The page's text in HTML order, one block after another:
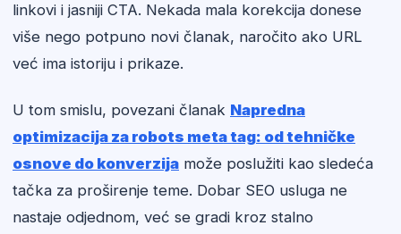
linkovi i jasniji CTA. Nekada mala korekcija donese
više nego potpuno novi članak, naročito ako URL
već ima istoriju i prikaze.
U tom smislu, povezani članak Napredna
optimizacija za robots meta tag: od tehničke
osnove do konverzija može poslužiti kao sledeća
tačka za proširenje teme. Dobar SEO usluga ne
nastaje odjednom, već se gradi kroz stalno